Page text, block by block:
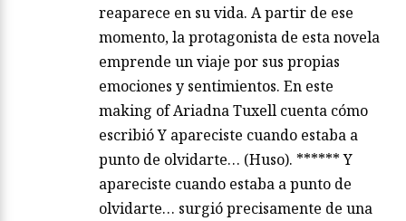
reaparece en su vida. A partir de ese
momento, la protagonista de esta novela
emprende un viaje por sus propias
emociones y sentimientos. En este
making of Ariadna Tuxell cuenta cómo
escribió Y apareciste cuando estaba a
punto de olvidarte… (Huso). ****** Y
apareciste cuando estaba a punto de
olvidarte… surgió precisamente de una